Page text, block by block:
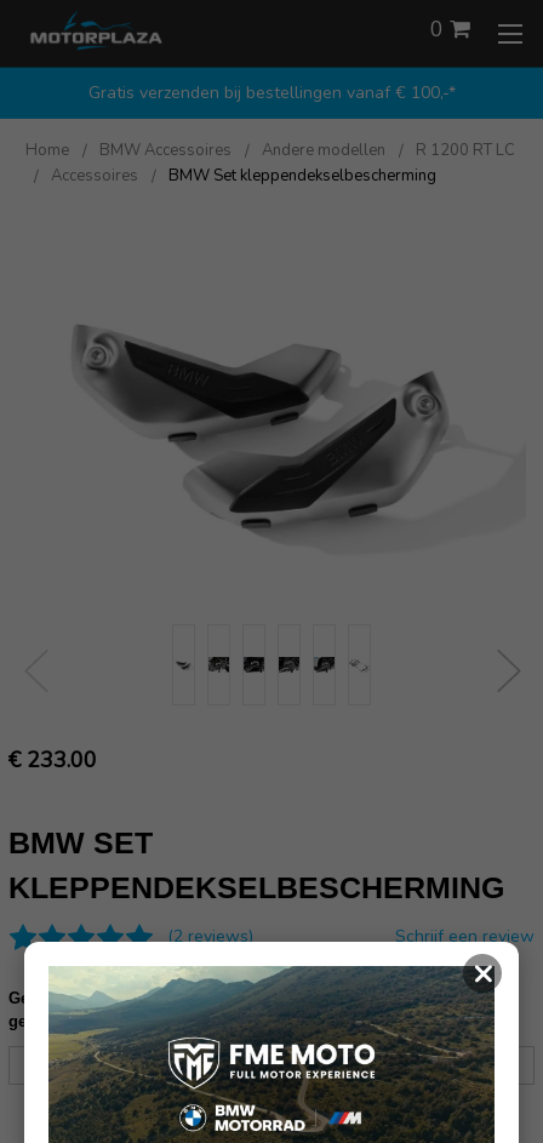
Gratis verzenden bij bestellingen vanaf € 100,-*
0
Home BMW Accessoires Andere modellen
R 1200 RT LC
Accessoires
BMW Set kleppendekselbescherming
€ 233.00
BMW SET
KLEPPENDEKSELBESCHERMING
(2 reviews) Schrijf een review
Gelieve uw frame nummer in te vullen ter controle of dit product
geschikt is voor uw motor (17 karakters):
Huidige
×